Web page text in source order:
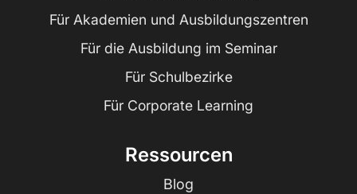
Für Akademien und Ausbildungszentren
Für die Ausbildung im Seminar
Für Schulbezirke
Für Corporate Learning
Ressourcen
Blog